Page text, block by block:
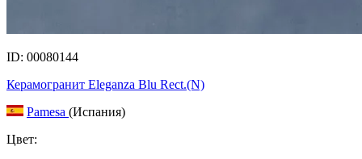
ID: 00080144
Керамогранит Eleganza Blu Rect.(N)
Pamesa (Испания)
Цвет: